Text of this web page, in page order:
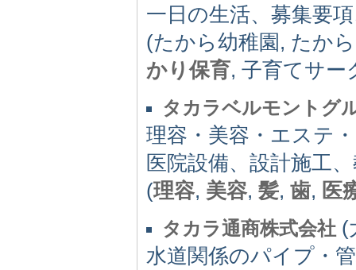
一日の生活、募集要
(たから幼稚園, たか
かり保育, 子育てサ
タカラベルモントグ
理容・美容・エステ
医院設備、設計施工
(理容, 美容, 髪, 歯, 医
タカラ通商株式会社 (
水道関係のパイプ・